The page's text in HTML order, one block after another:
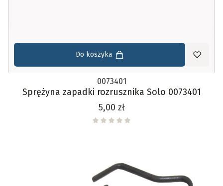
Do koszyka
0073401
Sprężyna zapadki rozrusznika Solo 0073401
Cena
5,00 zł